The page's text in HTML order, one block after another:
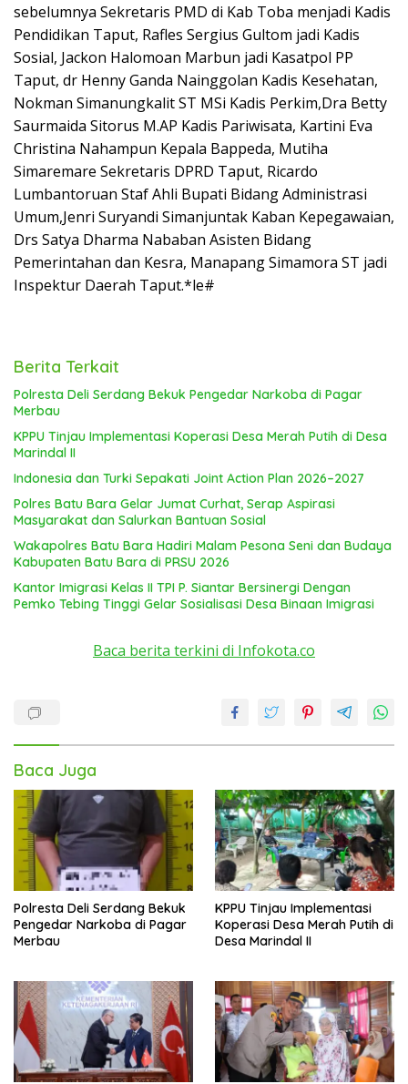
sebelumnya Sekretaris PMD di Kab Toba menjadi Kadis
Pendidikan Taput, Rafles Sergius Gultom jadi Kadis
Sosial, Jackon Halomoan Marbun jadi Kasatpol PP
Taput, dr Henny Ganda Nainggolan Kadis Kesehatan,
Nokman Simanungkalit ST MSi Kadis Perkim,Dra Betty
Saurmaida Sitorus M.AP Kadis Pariwisata, Kartini Eva
Christina Nahampun Kepala Bappeda, Mutiha
Simaremare Sekretaris DPRD Taput, Ricardo
Lumbantoruan Staf Ahli Bupati Bidang Administrasi
Umum,Jenri Suryandi Simanjuntak Kaban Kepegawaian,
Drs Satya Dharma Nababan Asisten Bidang
Pemerintahan dan Kesra, Manapang Simamora ST jadi
Inspektur Daerah Taput.*le#
Berita Terkait
Polresta Deli Serdang Bekuk Pengedar Narkoba di Pagar
Merbau
KPPU Tinjau Implementasi Koperasi Desa Merah Putih di Desa
Marindal II
Indonesia dan Turki Sepakati Joint Action Plan 2026–2027
Polres Batu Bara Gelar Jumat Curhat, Serap Aspirasi
Masyarakat dan Salurkan Bantuan Sosial
Wakapolres Batu Bara Hadiri Malam Pesona Seni dan Budaya
Kabupaten Batu Bara di PRSU 2026
Kantor Imigrasi Kelas II TPI P. Siantar Bersinergi Dengan
Pemko Tebing Tinggi Gelar Sosialisasi Desa Binaan Imigrasi
Baca berita terkini di Infokota.co
Baca Juga
Polresta Deli Serdang Bekuk
Pengedar Narkoba di Pagar
Merbau
KPPU Tinjau Implementasi
Koperasi Desa Merah Putih di
Desa Marindal II